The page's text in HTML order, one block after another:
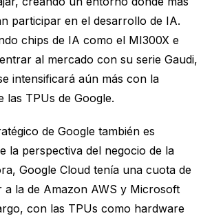
participar en el desarrollo de IA.
chips de IA como el MI300X e
al mercado con su serie Gaudi,
intensificará aún más con la
las TPUs de Google.
de Google también es
la perspectiva del negocio de la
Google Cloud tenía una cuota de
a la de Amazon AWS y Microsoft
con las TPUs como hardware